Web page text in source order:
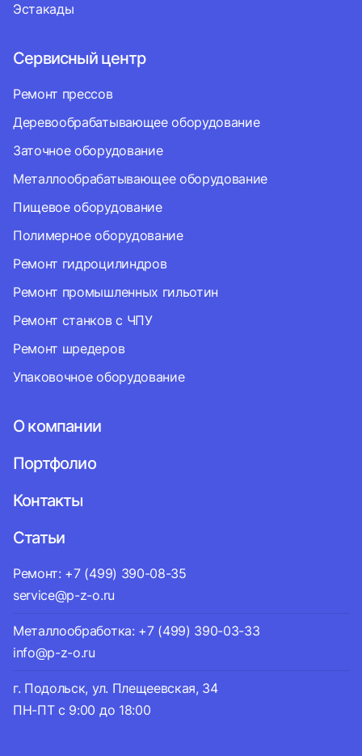
Эстакады
Сервисный центр
Ремонт прессов
Деревообрабатывающее оборудование
Заточное оборудование
Металлообрабатывающее оборудование
Пищевое оборудование
Полимерное оборудование
Ремонт гидроцилиндров
Ремонт промышленных гильотин
Ремонт станков с ЧПУ
Ремонт шредеров
Упаковочное оборудование
О компании
Портфолио
Контакты
Статьи
Ремонт: +7 (499) 390-08-35
service@p-z-o.ru
Металлообработка: +7 (499) 390-03-33
info@p-z-o.ru
г. Подольск, ул. Плещеевская, 34
ПН-ПТ с 9:00 до 18:00